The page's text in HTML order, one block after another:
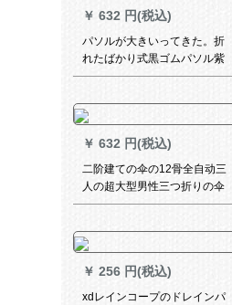
￥ 632 円(税込)
パソルが大きいってきた。折
れたばかり式黒ゴムパソル紫
外線防止傘が折れたみみ男性
化号。
￥ 632 円(税込)
二阶建ての伞の12骨全自动三
人の超大型男性三つ折りの伞
1.26 m折りたたみの日伞に女
オーダメールLOGO纯黒十二
骨补强1.05 m雨よけ（1-2人）
￥ 256 円(税込)
xdレインコープのドレインパ